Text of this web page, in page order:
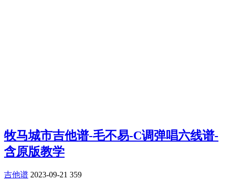
牧马城市吉他谱-毛不易-C调弹唱六线谱-
含原版教学
吉他谱 2023-09-21 359